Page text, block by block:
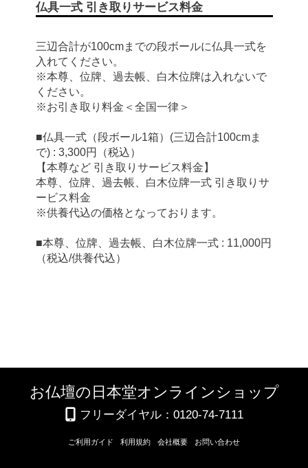
仏具一式 引き取りサービス料金
三辺合計が100cmまでの段ボールに仏具一式を
入れてください。
※本尊、位牌、過去帳、白木位牌は入れないで
ください。
※お引き取り料金＜全国一律＞
■仏具一式（段ボール1箱）(三辺合計100cmま
で) : 3,300円（税込）
【本尊など 引き取りサービス料金】
本尊、位牌、過去帳、白木位牌一式 引き取りサ
ービス料金
※供養代込の価格となっております。
■本尊、位牌、過去帳、白木位牌一式 : 11,000円
（税込/供養代込）
お仏壇の日本堂オンラインショップ
フリーダイヤル：0120-74-7111
ご利用ガイド 利用規約 会社概要 お問い合わせ